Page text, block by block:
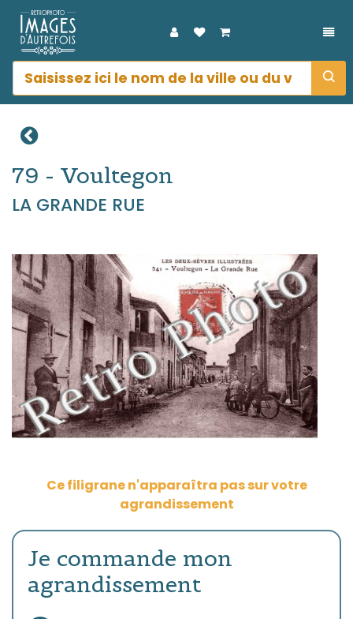
79 - Voultegon
LA GRANDE RUE
Ce filigrane n'apparaîtra pas sur votre
agrandissement
Je commande mon
agrandissement